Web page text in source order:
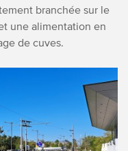
branchée sur le
une alimentation en
de cuves.